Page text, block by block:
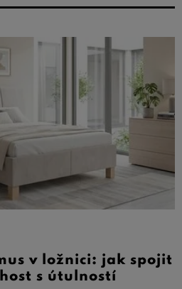
v ložnici: jak spojit
s útulností